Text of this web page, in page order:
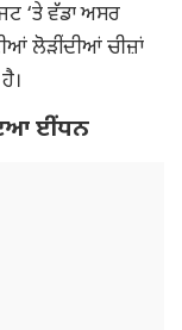
‘ਤੇ ਵੱਡਾ ਅਸਰ
ਲੋੜੀਂਦੀਆਂ ਚੀਜ਼ਾਂ
ਈਂਧਨ